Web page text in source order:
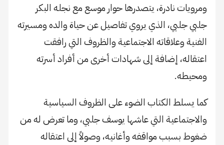
ومرويات نادرة، يتصدرها حوار موسع مع نجله البكر
جلبي جلبي، الذي يروي تفاصيل عن حياة والده ومسيرته
الفنية وعلاقاته الاجتماعية والظروف التي رافقت
اعتقاله، إضافة إلى شهادات أخرى من أفراد أسرته
ومحيطه.
كما يسلط الكتاب الضوء على الظروف السياسية
والاجتماعية التي عاشها يوسف جلبي، وما تعرض له من
ضغوط بسبب مواقفه وأغانيه، وصولاً إلى اعتقاله